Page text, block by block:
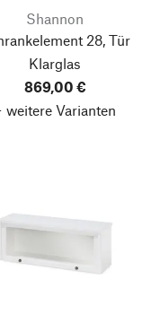
Shannon
28, Tür
Klarglas
869,00 €
weitere Varianten